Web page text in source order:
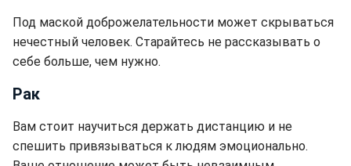
Под маской доброжелательности может скрываться
нечестный человек. Старайтесь не рассказывать о
себе больше, чем нужно.
Рак
Вам стоит научиться держать дистанцию и не
спешить привязываться к людям эмоционально.